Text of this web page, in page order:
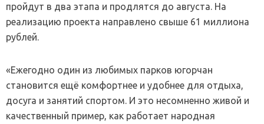
пройдут в два этапа и продлятся до августа. На
реализацию проекта направлено свыше 61 миллиона
рублей.
«Ежегодно один из любимых парков югорчан
становится ещё комфортнее и удобнее для отдыха,
досуга и занятий спортом. И это несомненно живой и
качественный пример, как работает народная